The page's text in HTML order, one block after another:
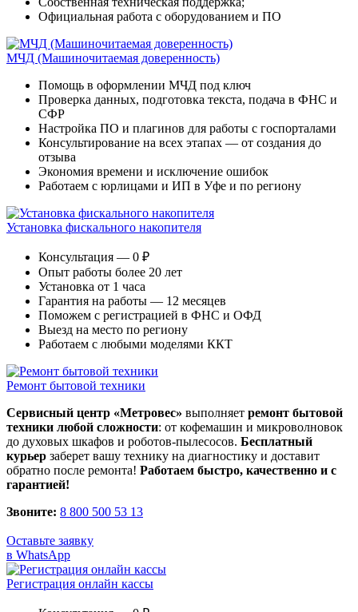
Официальная работа с оборудованием и ПО
МЧД (Машиночитаемая доверенность)
Помощь в оформлении МЧД под ключ
Проверка данных, подготовка текста, подача в ФНС и
СФР
Настройка ПО и плагинов для работы с госпорталами
Консультирование на всех этапах — от создания до
отзыва
Экономия времени и исключение ошибок
Работаем с юрлицами и ИП в Уфе и по региону
Установка фискального накопителя
Консультация — 0 ₽
Опыт работы более 20 лет
Установка от 1 часа
Гарантия на работы — 12 месяцев
Поможем с регистрацией в ФНС и ОФД
Выезд на место по региону
Работаем с любыми моделями ККТ
Ремонт бытовой техники
Сервисный центр «Метровес» выполняет ремонт бытовой
техники любой сложности: от кофемашин и микроволновок
до духовых шкафов и роботов-пылесосов. Бесплатный
курьер заберет вашу технику на диагностику и доставит
обратно после ремонта! Работаем быстро, качественно и с
гарантией!
Звоните: 8 800 500 53 13
Оставьте заявку
в WhatsApp
Регистрация онлайн кассы